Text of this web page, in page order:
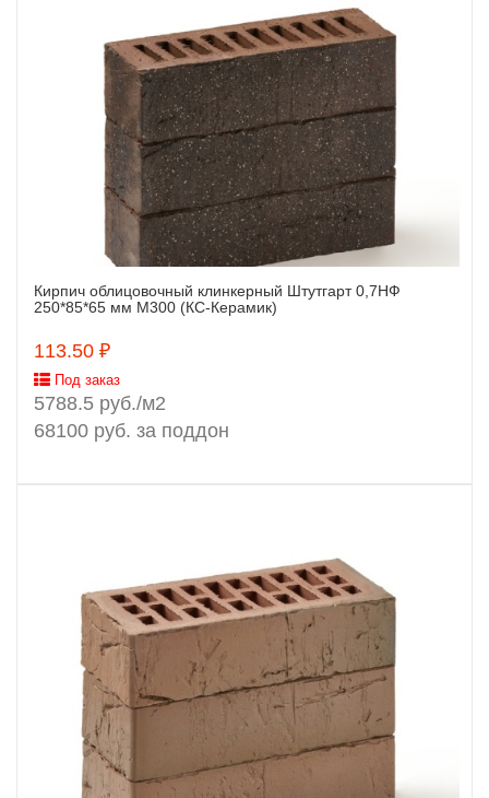
Заказать
Кирпич облицовочный клинкерный Штутгарт 0,7НФ
250*85*65 мм М300 (КС-Керамик)
113.50 ₽
Под заказ
5788.5 руб./м2
68100 руб. за поддон